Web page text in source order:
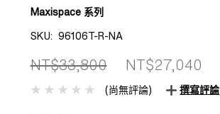
Maxispace 系列
SKU: 96106T-R-NA
NT$33,800 NT$27,040
(尚無評論) 撰寫評論